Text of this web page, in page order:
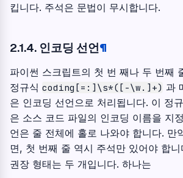
킵니다. 주석은 문법이 무시합니다.
2.1.4. 인코딩 선언¶
파이썬 스크립트의 첫 번 째나 두 번째
정규식 coding[=:]\s*([-\w.]+) 과
은 인코딩 선언으로 처리됩니다. 이 정
은 소스 코드 파일의 인코딩 이름을 지
언은 줄 전체에 홀로 나와야 합니다. 만
면, 첫 번째 줄 역시 주석만 있어야 합
권장 형태는 두 개입니다. 하나는